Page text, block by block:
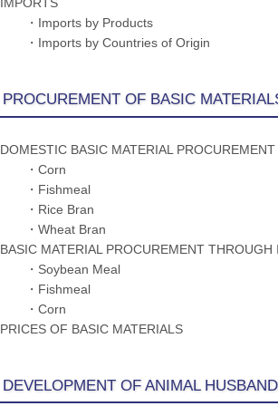
・Imports by Products
・Imports by Countries of Origin
PROCUREMENT OF BASIC
DOMESTIC BASIC MATERIAL PROCUREMENT
・Corn
・Fishmeal
・Rice Bran
・Wheat Bran
BASIC MATERIAL PROCUREMENT THROUGH
・Soybean Meal
・Fishmeal
・Corn
PRICES OF BASIC MATERIALS
DEVELOPMENT OF ANIMAL